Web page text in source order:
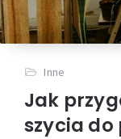
Inne
Jak
szycia do